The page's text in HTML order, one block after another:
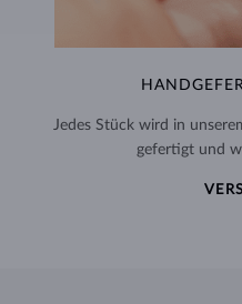
Jedes Stück wird in
gefertigt und